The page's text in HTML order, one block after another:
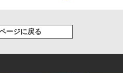
ージに戻る